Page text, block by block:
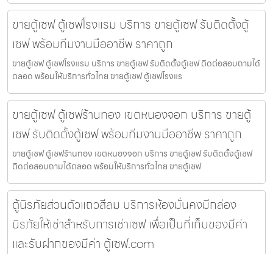
ขายตู้เซฟ ตู้เซฟโรงแรม บริการ ขายตู้เซฟ รับติดตั้งตู้
เซฟ พร้อมทีมงานมืออาชีพ ราคาถูก
ขายตู้เซฟ ตู้เซฟโรงแรม บริการ ขายตู้เซฟ รับติดตั้งตู้เซฟ ติดต่อสอบถามได้
ตลอด พร้อมให้บริการทั่วไทย ขายตู้เซฟ ตู้เซฟโรงแร
ขายตู้เซฟ ตู้เซฟร้านทอง เขตหนองจอก บริการ ขายตู้
เซฟ รับติดตั้งตู้เซฟ พร้อมทีมงานมืออาชีพ ราคาถูก
ขายตู้เซฟ ตู้เซฟร้านทอง เขตหนองจอก บริการ ขายตู้เซฟ รับติดตั้งตู้เซฟ
ติดต่อสอบถามได้ตลอด พร้อมให้บริการทั่วไทย ขายตู้เซฟ
ตู้นิรภัยส่วนตัวแถวสีลม บริการห้องมั่นคงมีกล่อง
นิรภัยให้เช่าสำหรับการเช่าเซฟ เพื่อเป็นที่เก็บของมีค่า
และรับฝากของมีค่า ตู้เซฟ.com